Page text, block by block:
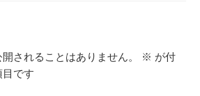
されることはありません。 ※ が付
です